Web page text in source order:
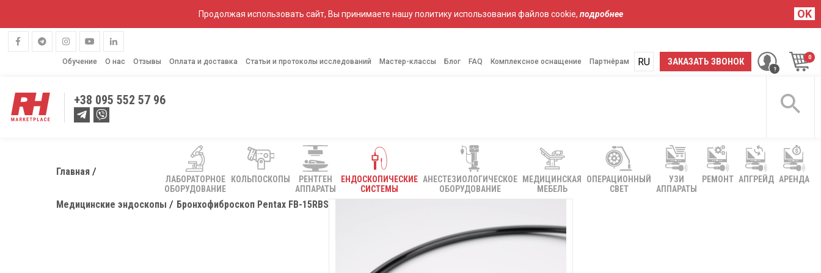
Продолжая использовать сайт, Вы принимаете нашу политику использования файлов cookie, подробнее OK
Обучение О нас Отзывы Оплата и доставка Статьи и протоколы исследований Мастер-классы Блог FAQ Комплексное оснащение Партнёрам ЗАКАЗАТЬ ЗВОНОК
RU
UA
+38 095 552 57 96
ЛАБОРАТОРНОЕ
ОБОРУДОВАНИЕ
КОЛЬПОСКОПЫ
РЕНТГЕН
АППАРАТЫ
ЕНДОСКОПИЧЕСКИЕ
СИСТЕМЫ
АНЕСТЕЗИОЛОГИЧЕСКОЕ
ОБОРУДОВАНИЕ
МЕДИЦИНСКАЯ
МЕБЕЛЬ
ОПЕРАЦИОННЫЙ
СВЕТ
УЗИ
АППАРАТЫ
РЕМОНТ АПГРЕЙД АРЕНДА
Главная
Медицинские эндоскопы Бронхофиброскоп Pentax FB-15RBS